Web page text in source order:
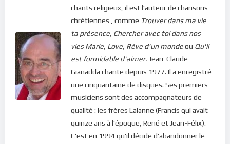
chants religieux, il est l'auteur de chansons
chrétiennes , comme Trouver dans ma vie
ta présence Chercher avec toi dans nos
vies Marie Love Rêve d'un mondeou Qu'il
est formidable d'aimer. Jean-Claude
Gianadda chante depuis 1977. Il a enregistré
une cinquantaine de disques. Ses premiers
musiciens sont des accompagnateurs de
qualité : les frères Lalanne (Francis qui avait
quinze ans à l'époque, René et Jean-Félix).
C'est en 1994 qu'il décide d'abandonner le